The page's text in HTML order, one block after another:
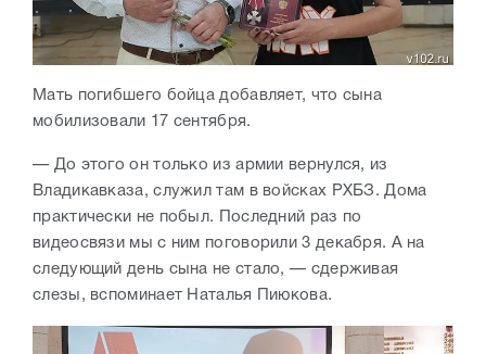
Мать погибшего бойца добавляет, что сына
мобилизовали 17 сентября.
— До этого он только из армии вернулся, из
Владикавказа, служил там в войсках РХБЗ. Дома
практически не побыл. Последний раз по
видеосвязи мы с ним поговорили 3 декабря. А на
следующий день сына не стало, — сдерживая
слезы, вспоминает Наталья Пиюкова.